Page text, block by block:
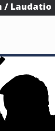
/ Laudatio